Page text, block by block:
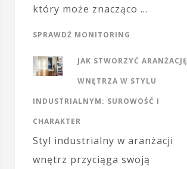
który może znacząco …
SPRAWDŹ MONITORING
JAK STWORZYĆ ARANŻACJĘ
WNĘTRZA W STYLU
INDUSTRIALNYM: SUROWOŚĆ I
CHARAKTER
Styl industrialny w aranżacji
wnętrz przyciąga swoją